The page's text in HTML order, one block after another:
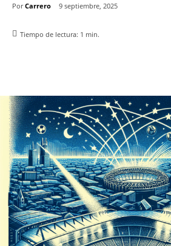
Por Carrero 9 septiembre, 2025
Tiempo de lectura: 1 min.